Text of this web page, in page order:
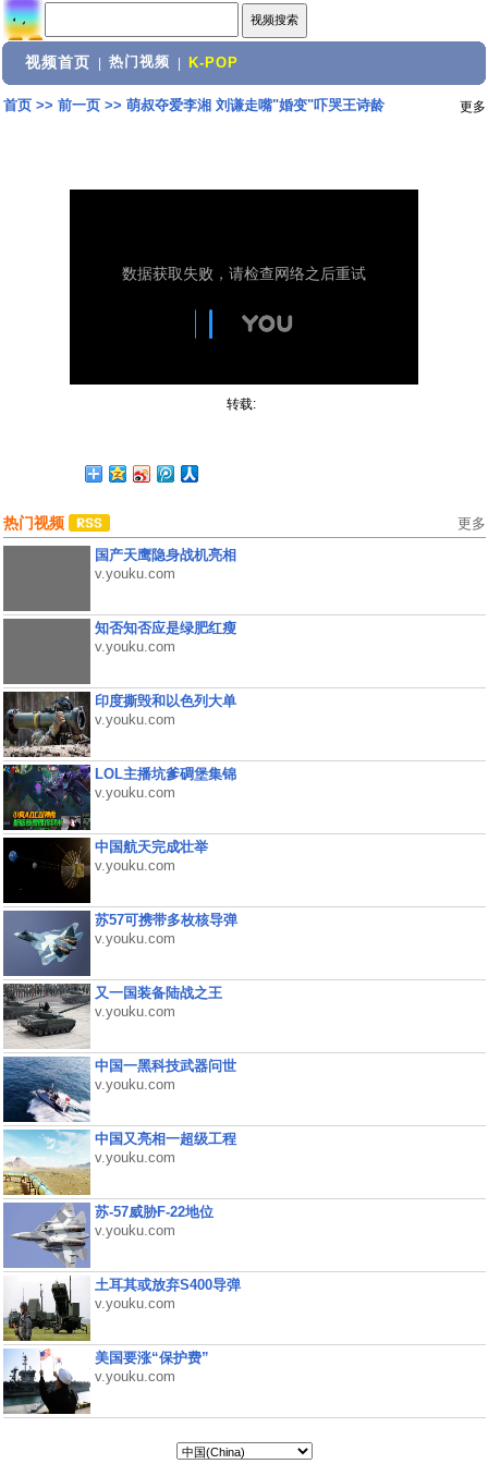
视频首页 热门视频 K-POP
首页>> 前一页>> 萌叔夺爱李湘 刘谦走嘴"婚变"吓哭王诗龄 更多
转载:
热门视频 更多
国产天鹰隐身战机亮相
v.youku.com
知否知否应是绿肥红瘦
v.youku.com
印度撕毁和以色列大单
v.youku.com
LOL主播坑爹碉堡集锦
v.youku.com
中国航天完成壮举
v.youku.com
苏57可携带多枚核导弹
v.youku.com
又一国装备陆战之王
v.youku.com
中国一黑科技武器问世
v.youku.com
中国又亮相一超级工程
v.youku.com
苏-57威胁F-22地位
v.youku.com
土耳其或放弃S400导弹
v.youku.com
美国要涨“保护费”
v.youku.com